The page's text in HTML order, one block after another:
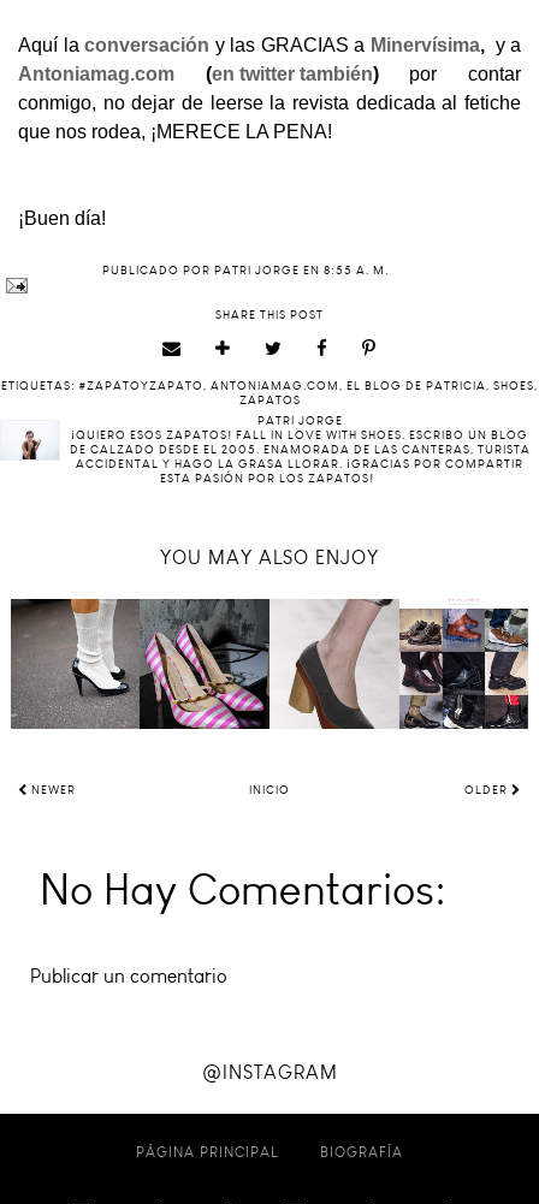
Aquí la conversación y las GRACIAS a Minervísima,y a
Antoniamag.com (en twitter también)por contar
conmigo, no dejar de leerse la revista dedicada al fetiche
que nos rodea, ¡MERECE LA PENA!
¡Buen día!
PUBLICADO POR PATRI JORGE EN 8:55 A. M.
SHARE THIS POST
ETIQUETAS: #ZAPATOYZAPATO, ANTONIAMAG.COM , EL BLOG DE PATRICIA, SHOES,
ZAPATOS
PATRI JORGE
¡QUIERO ESOS ZAPATOS! FALL IN LOVE WITH SHOES. ESCRIBO UN BLOG
DE CALZADO DESDE EL 2005. ENAMORADA DE LAS CANTERAS, TURISTA
ACCIDENTAL Y HAGO LA GRASA LLORAR. ¡GRACIAS POR COMPARTIR
ESTA PASIÓN POR LOS ZAPATOS!
YOU MAY ALSO ENJOY
NEWER INICIO OLDER
No Hay Comentarios:
Publicar un comentario
@INSTAGRAM
PÁGINA PRINCIPAL BIOGRAFÍA